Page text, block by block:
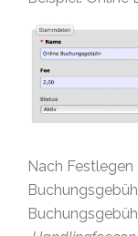
Nach Festlegen